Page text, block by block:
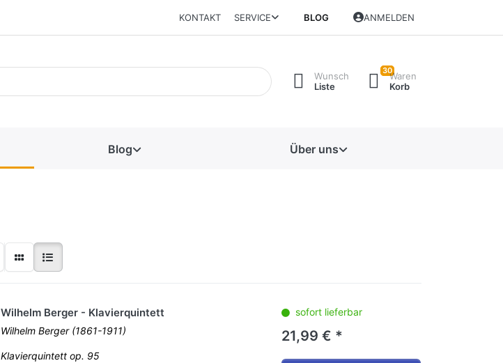
KONTAKT SERVICE BLOG ANMELDEN
Wunsch
Liste
30Waren
Korb
Blog Über uns
Wilhelm Berger - Klavierquintett
Wilhelm Berger (1861-1911)
Klavierquintett op. 95
sofort lieferbar
21,99 € *